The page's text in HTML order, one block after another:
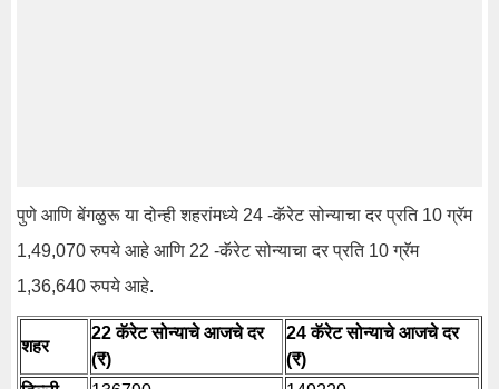
पुणे आणि बेंगळुरू ​​या दोन्ही शहरांमध्ये 24 -कॅरेट सोन्याचा दर प्रति 10 ग्रॅम
1,49,070 रुपये आहे आणि 22 -कॅरेट सोन्याचा दर प्रति 10 ग्रॅम
1,36,640 रुपये आहे.
शहर
22 कॅरेट सोन्याचे आजचे दर
(₹)
24 कॅरेट सोन्याचे आजचे दर
(₹)